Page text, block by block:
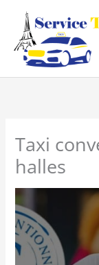
contenu
Taxi
halles